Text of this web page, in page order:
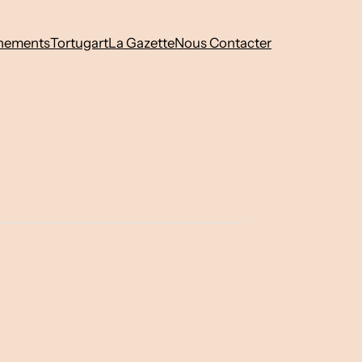
TortugartLa GazetteNous Contacter